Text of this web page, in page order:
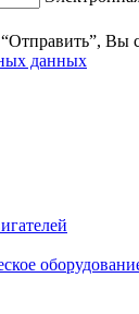
Вы
данных